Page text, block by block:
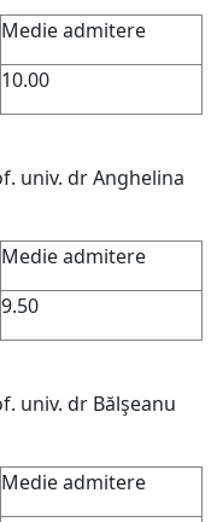
Medie admitere
10.00
univ. dr Anghelina
Medie admitere
9.50
univ. dr Bălşeanu
Medie admitere